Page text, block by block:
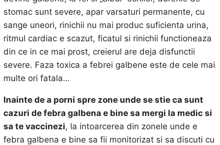
stomac sunt severe, apar varsaturi permanente, cu
sange uneori, rinichii nu mai produc suficienta urina,
ritmul cardiac e scazut, ficatul si rinichii functioneaza
din ce in ce mai prost, creierul are deja disfunctii
severe. Faza toxica a febrei galbene este de cele mai
multe ori fatala…
Inainte de a porni spre zone unde se stie ca sunt
cazuri de febra galbena e bine sa mergi la medic si
sa te vaccinezi, la intoarcerea din zonele unde e
febra galbena e bine sa fii monitorizat si sa discuti cu